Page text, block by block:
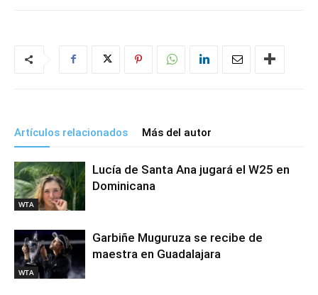
Artículos relacionados Más del autor
WTA
Lucía de Santa Ana jugará el W25 en
Dominicana
WTA
Garbiñe Muguruza se recibe de
maestra en Guadalajara